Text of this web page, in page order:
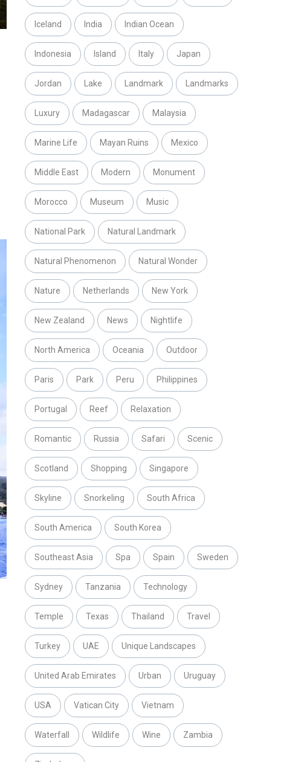
Iceland India Indian Ocean
Indonesia Island Italy Japan
Jordan Lake Landmark Landmarks
Luxury Madagascar Malaysia
Marine Life Mayan Ruins Mexico
Middle East Modern Monument
Morocco Museum Music
National Park Natural Landmark
Natural Phenomenon Natural Wonder
Nature Netherlands New York
New Zealand News Nightlife
North America Oceania Outdoor
Paris Park Peru Philippines
Portugal Reef Relaxation
Romantic Russia Safari Scenic
Scotland Shopping Singapore
Skyline Snorkeling South Africa
South America South Korea
Southeast Asia Spa Spain Sweden
Sydney Tanzania Technology
Temple Texas Thailand Travel
Turkey UAE Unique Landscapes
United Arab Emirates Urban Uruguay
USA Vatican City Vietnam
Waterfall Wildlife Wine Zambia